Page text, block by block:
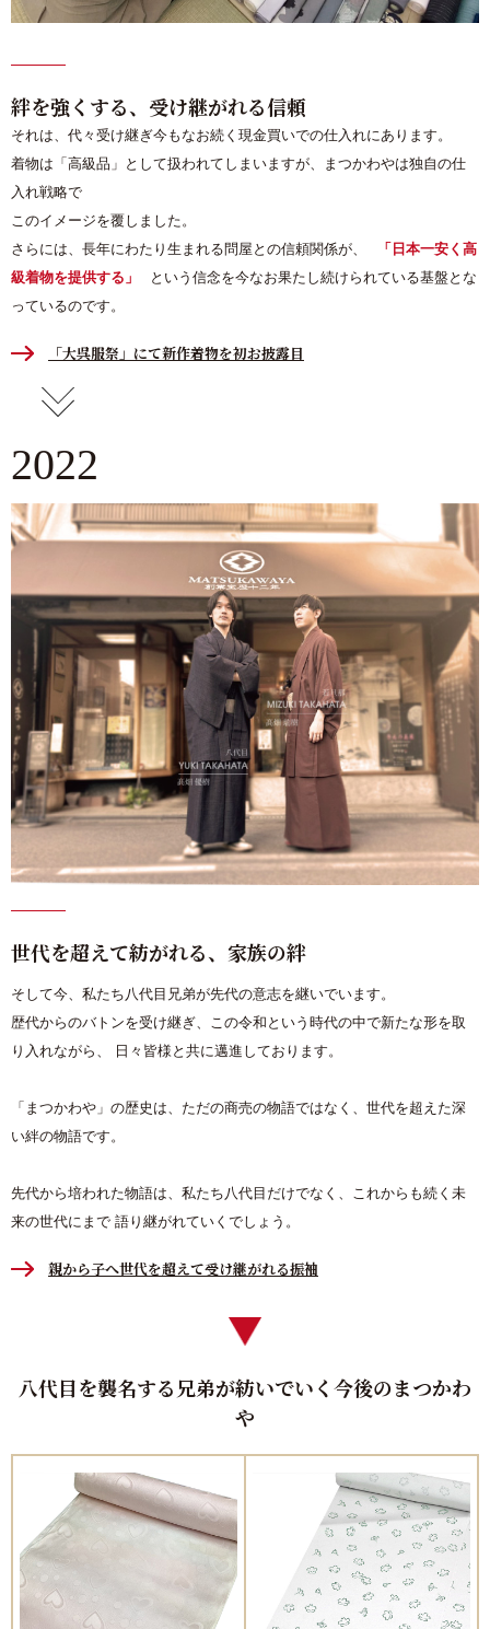
絆を強くする、受け継がれる信頼
それは、代々受け継ぎ今もなお続く現金買いでの仕入れにあります。
着物は「高級品」として扱われてしまいますが、まつかわやは独自の仕
入れ戦略で
このイメージを覆しました。
さらには、長年にわたり生まれる問屋との信頼関係が、
「日本一安く高
級着物を提供する」
という信念を今なお果たし続けられている基盤とな
っているのです。
「大呉服祭」にて新作着物を初お披露目
2022
世代を超えて紡がれる、家族の絆
そして今、私たち八代目兄弟が先代の意志を継いでいます。
歴代からのバトンを受け継ぎ、この令和という時代の中で新たな形を取
り入れながら、 日々皆様と共に邁進しております。
「まつかわや」の歴史は、ただの商売の物語ではなく、世代を超えた深
い絆の物語です。
先代から培われた物語は、私たち八代目だけでなく、これからも続く未
来の世代にまで 語り継がれていくでしょう。
親から子へ世代を超えて受け継がれる振袖
八代目を襲名する兄弟が紡いでいく今後のまつかわ
や